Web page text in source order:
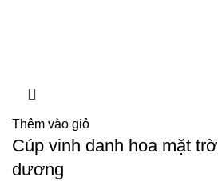
Thêm vào giỏ
Cúp vinh danh hoa mặt
dương